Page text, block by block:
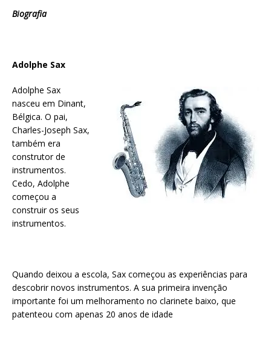
Biografia
Adolphe Sax
Adolphe Sax
nasceu em Dinant,
Bélgica. O pai,
Charles-Joseph Sax,
também era
construtor de
instrumentos.
Cedo, Adolphe
começou a
construir os seus
instrumentos.
Quando deixou a escola, Sax começou as experiências para
descobrir novos instrumentos. A sua primeira invenção
importante foi um melhoramento no clarinete baixo, que
patenteou com apenas 20 anos de idade